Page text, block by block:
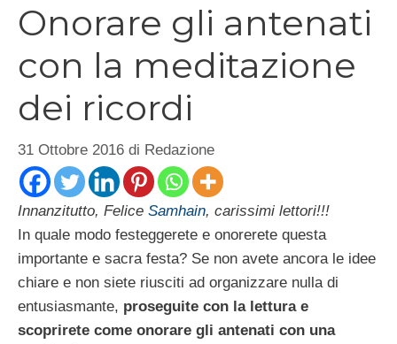
Onorare gli antenati
con la meditazione
dei ricordi
31 Ottobre 2016 di Redazione
Innanzitutto, Felice Samhain, carissimi lettori!!!
In quale modo festeggerete e onorerete questa
importante e sacra festa? Se non avete ancora le idee
chiare e non siete riusciti ad organizzare nulla di
entusiasmante, proseguite con la lettura e
scoprirete come onorare gli antenati con una